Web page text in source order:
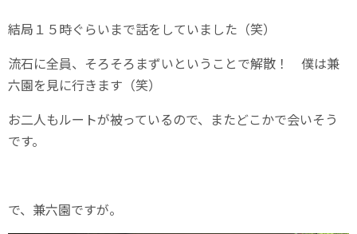
結局１５時ぐらいまで話をしていました（笑）
流石に全員、そろそろまずいということで解散！ 僕は兼
六園を見に行きます（笑）
お二人もルートが被っているので、またどこかで会いそう
です。
で、兼六園ですが。